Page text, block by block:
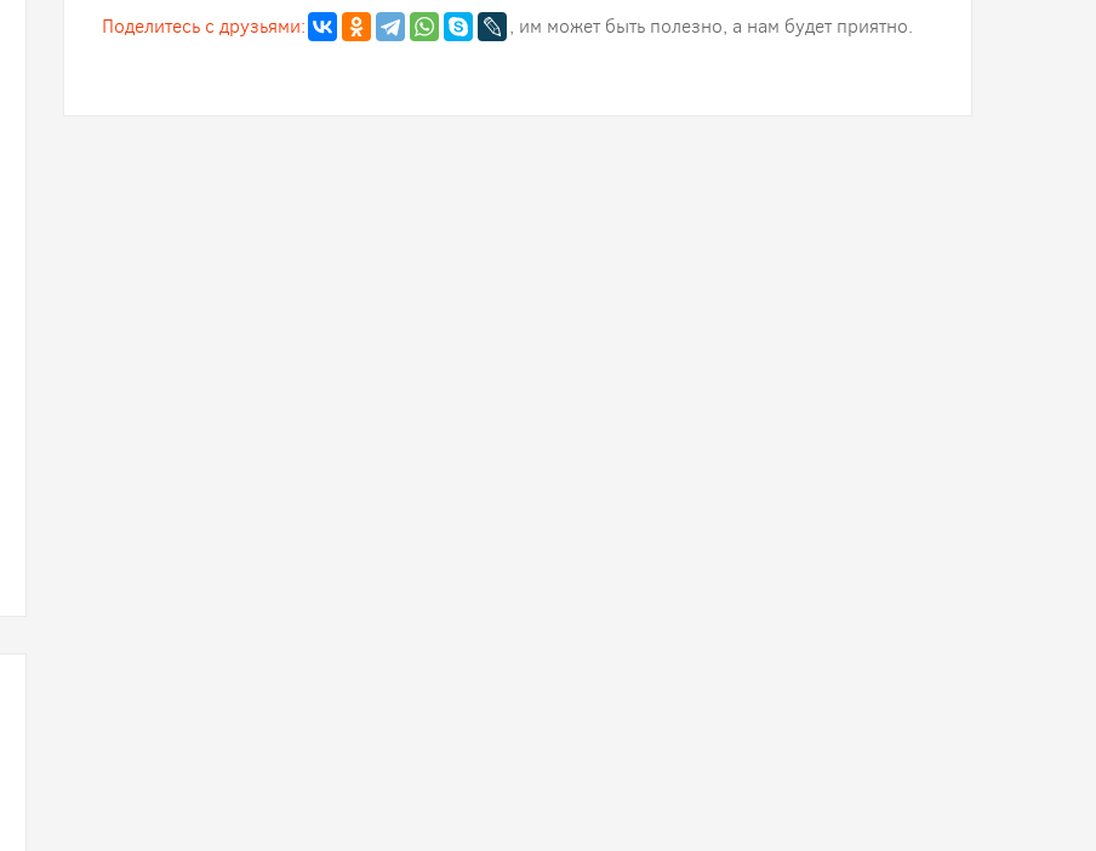
Поделитесь с друзьями: , им может быть полезно, а нам будет приятно.